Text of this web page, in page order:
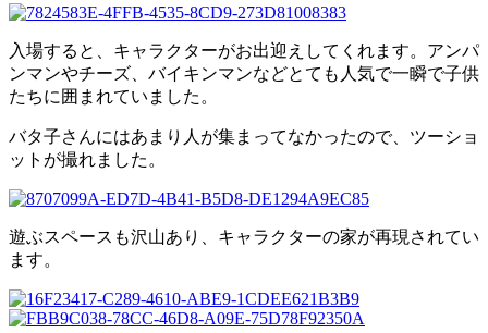
入場すると、キャラクターがお出迎えしてくれます。アンパ
ンマンやチーズ、バイキンマンなどとても人気で一瞬で子供
たちに囲まれていました。
バタ子さんにはあまり人が集まってなかったので、ツーショ
ットが撮れました。
遊ぶスペースも沢山あり、キャラクターの家が再現されてい
ます。